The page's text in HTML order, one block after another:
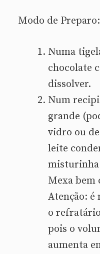
Modo de Preparo:
Numa
chocolate
dissolver.
Num
grande
vidro ou
leite
misturinha
Mexa bem
Atenção:
o
pois o
aumenta